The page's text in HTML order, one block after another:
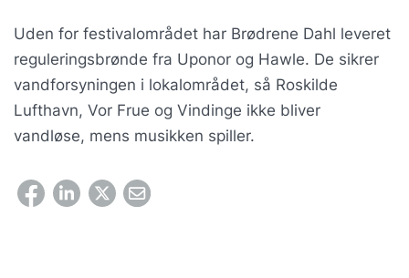
Uden for festivalområdet har Brødrene Dahl leveret
reguleringsbrønde fra Uponor og Hawle. De sikrer
vandforsyningen i lokalområdet, så Roskilde
Lufthavn, Vor Frue og Vindinge ikke bliver
vandløse, mens musikken spiller.